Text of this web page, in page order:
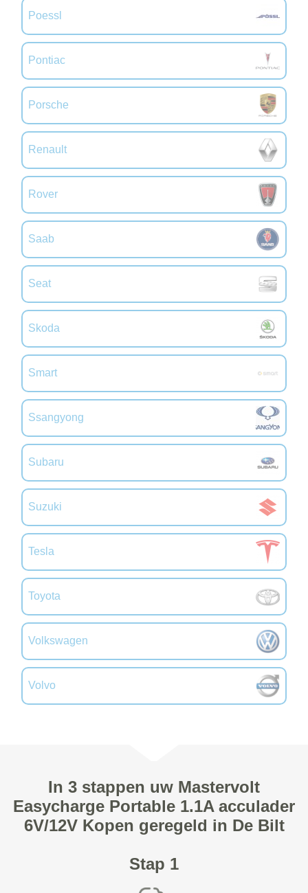
Poessl
Pontiac
Porsche
Renault
Rover
Saab
Seat
Skoda
Smart
Ssangyong
Subaru
Suzuki
Tesla
Toyota
Volkswagen
Volvo
In 3 stappen uw Mastervolt
Easycharge Portable 1.1A acculader
6V/12V Kopen geregeld in De Bilt
Stap 1